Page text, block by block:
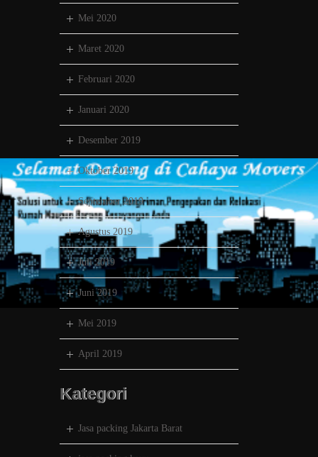
Mei 2020
Maret 2020
Februari 2020
Januari 2020
Desember 2019
Oktober 2019
September 2019
Agustus 2019
Juli 2019
Juni 2019
Mei 2019
April 2019
Kategori
Jasa packing Jakarta Barat